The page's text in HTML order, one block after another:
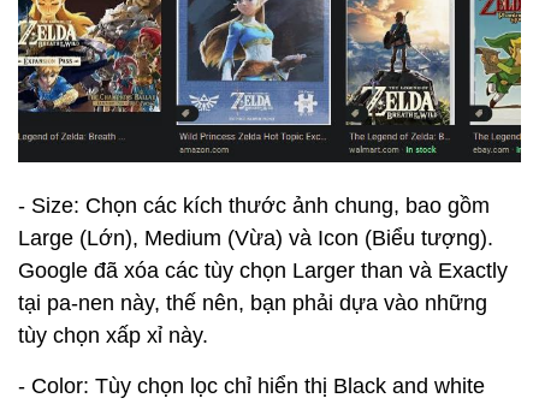
- Size: Chọn các kích thước ảnh chung, bao gồm
Large (Lớn), Medium (Vừa) và Icon (Biểu tượng).
Google đã xóa các tùy chọn Larger than và Exactly
tại pa-nen này, thế nên, bạn phải dựa vào những
tùy chọn xấp xỉ này.
- Color: Tùy chọn lọc chỉ hiển thị Black and white